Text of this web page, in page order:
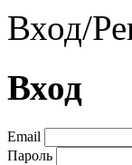
Вход/
Вход
Email
Пароль